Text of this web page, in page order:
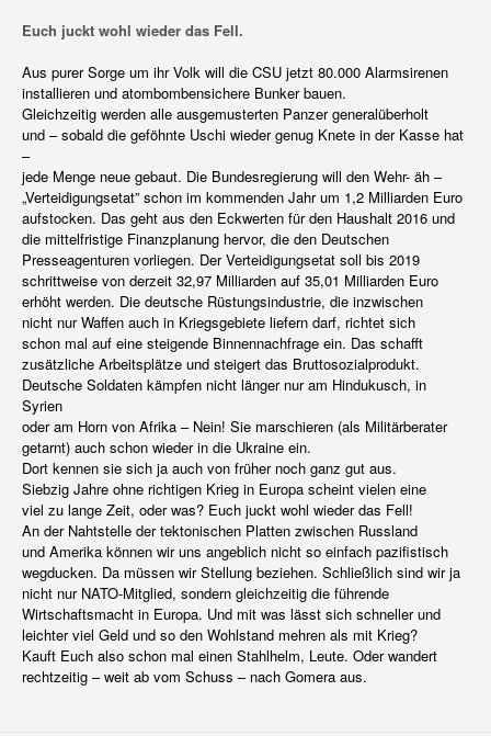
Euch juckt wohl wieder das Fell.
Aus purer Sorge um ihr Volk will die CSU jetzt 80.000 Alarmsirenen
installieren und atombombensichere Bunker bauen.
Gleichzeitig werden alle ausgemusterten Panzer generalüberholt
und – sobald die geföhnte Uschi wieder genug Knete in der Kasse hat
–
jede Menge neue gebaut. Die Bundesregierung will den Wehr- äh –
„Verteidigungsetat” schon im kommenden Jahr um 1,2 Milliarden Euro
aufstocken. Das geht aus den Eckwerten für den Haushalt 2016 und
die mittelfristige Finanzplanung hervor, die den Deutschen
Presseagenturen vorliegen. Der Verteidigungsetat soll bis 2019
schrittweise von derzeit 32,97 Milliarden auf 35,01 Milliarden Euro
erhöht werden. Die deutsche Rüstungsindustrie, die inzwischen
nicht nur Waffen auch in Kriegsgebiete liefern darf, richtet sich
schon mal auf eine steigende Binnennachfrage ein. Das schafft
zusätzliche Arbeitsplätze und steigert das Bruttosozialprodukt.
Deutsche Soldaten kämpfen nicht länger nur am Hindukusch, in
Syrien
oder am Horn von Afrika – Nein! Sie marschieren (als Militärberater
getarnt) auch schon wieder in die Ukraine ein.
Dort kennen sie sich ja auch von früher noch ganz gut aus.
Siebzig Jahre ohne richtigen Krieg in Europa scheint vielen eine
viel zu lange Zeit, oder was? Euch juckt wohl wieder das Fell!
An der Nahtstelle der tektonischen Platten zwischen Russland
und Amerika können wir uns angeblich nicht so einfach pazifistisch
wegducken. Da müssen wir Stellung beziehen. Schließlich sind wir ja
nicht nur NATO-Mitglied, sondern gleichzeitig die führende
Wirtschaftsmacht in Europa. Und mit was lässt sich schneller und
leichter viel Geld und so den Wohlstand mehren als mit Krieg?
Kauft Euch also schon mal einen Stahlhelm, Leute. Oder wandert
rechtzeitig – weit ab vom Schuss – nach Gomera aus.